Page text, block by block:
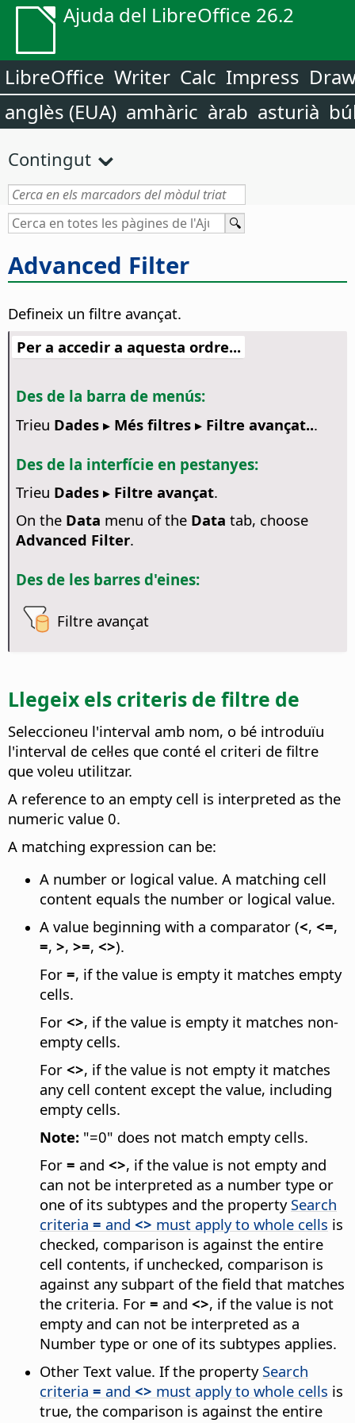
Ajuda del LibreOffice 26.2
LibreOffice Writer Calc Impress
anglès (EUA) amhàric àrab asturià
Contingut
Advanced Filter
Defineix un filtre avançat.
Per a accedir a aquesta ordre...
Des de la barra de menús:
Trieu Dades ▸ Més filtres ▸ Filtre avançat...
Des de la interfície en pestanyes:
Trieu Dades ▸ Filtre avançat.
On the Data menu of the Data tab, choose
Advanced Filter.
Des de les barres d'eines:
Filtre avançat
Llegeix els criteris de filtre de
Seleccioneu l'interval amb nom, o bé introduïu
l'interval de cel·les que conté el criteri de filtre
que voleu utilitzar.
A reference to an empty cell is interpreted as the
numeric value 0.
A matching expression can be:
A number or logical value. A matching cell
content equals the number or logical value.
A value beginning with a comparator (<, <=,
=, >, >=, <>).
For =, if the value is empty it matches empty
cells.
For <>, if the value is empty it matches non-
empty cells.
For <>, if the value is not empty it matches
any cell content except the value, including
empty cells.
Note: "=0" does not match empty cells.
For = and <>, if the value is not empty and
can not be interpreted as a number type or
one of its subtypes and the property Search
criteria = and <> must apply to whole cells is
checked, comparison is against the entire
cell contents, if unchecked, comparison is
against any subpart of the field that matches
the criteria. For = and <>, if the value is not
empty and can not be interpreted as a
Number type or one of its subtypes applies.
Other Text value. If the property Search
criteria = and <> must apply to whole cells is
true, the comparison is against the entire